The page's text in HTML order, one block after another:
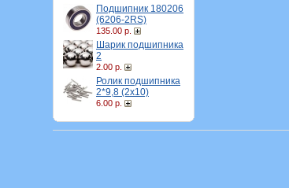
Подшипник 180206
(6206-2RS)
135.00 р.
Шарик подшипника
2
2.00 р.
Ролик подшипника
2*9,8 (2х10)
6.00 р.